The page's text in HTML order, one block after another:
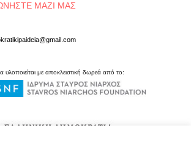
ΜΑΖΊ ΜΑΣ
με αποκλειστική δωρεά από το: